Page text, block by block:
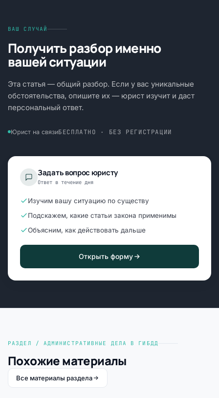
ВАШ СЛУЧАЙ
Получить разбор именно
вашей ситуации
Эта статья — общий разбор. Если у вас уникальные
обстоятельства, опишите их — юрист изучит и даст
персональный ответ.
Юрист на связиБЕСПЛАТНО · БЕЗ РЕГИСТРАЦИИ
Задать вопрос юристу
Ответ в течение дня
Изучим вашу ситуацию по существу
Подскажем, какие статьи закона применимы
Объясним, как действовать дальше
Открыть форму
РАЗДЕЛ / АДМИНИСТРАТИВНЫЕ ДЕЛА В ГИБДД
Похожие материалы
Все материалы раздела